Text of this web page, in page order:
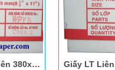
Giấy LT Liên Sơn 2,3,4 liên 380x279